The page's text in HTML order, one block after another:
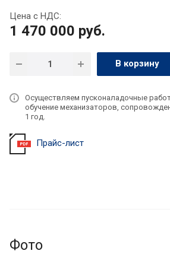
Цена с НДС:
1 470 000 руб.
В корзину
Осуществляем пусконаладочные
обучение механизаторов,
1 год.
Прайс-лист
Фото